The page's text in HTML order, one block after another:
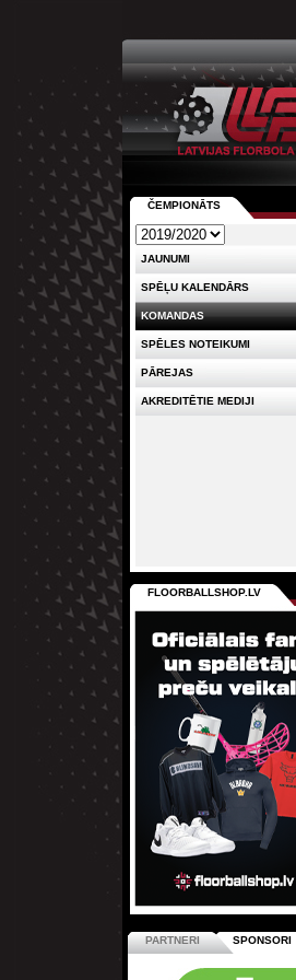
ČEMPIONĀTS
JAUNUMI
SPĒĻU KALENDĀRS
KOMANDAS
SPĒLES NOTEIKUMI
PĀREJAS
AKREDITĒTIE MEDIJI
FLOORBALLSHOP.LV
PARTNERI SPONSORI